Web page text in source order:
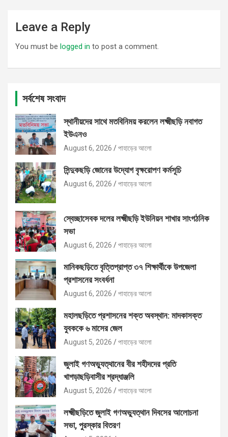
Leave a Reply
You must be logged in to post a comment.
সর্বশেষ সংবাদ
স্থানীয়দের সাথে মতবিনিময় করলেন লক্ষ্মীছড়ি নবাগত
ইউএনও
August 6, 2026 পাহাড়ের আলো
সিন্দুকছড়ি জোনের উদ্যোগ বৃক্ষরোপণ কর্মসূচি
August 6, 2026 পাহাড়ের আলো
স্বেচ্ছাসেবক দলের লক্ষ্মীছড়ি ইউনিয়ন শাখার সাংগঠনিক
সভা
August 6, 2026 পাহাড়ের আলো
মানিকছড়িতে বৃত্তিপ্রাপ্ত ৩৭ শিক্ষার্থীকে উপজেলা
প্রশাসনের সংবর্ধনা
August 6, 2026 পাহাড়ের আলো
মহালছড়িতে প্রশাসনের শক্ত অবস্থান: মাদকাসক্ত
যুবককে ৬ মাসের জেল
August 5, 2026 পাহাড়ের আলো
জুলাই গণঅভ্যুত্থানের বীর শহীদদের প্রতি
খাগড়াছড়িবাসীর শ্রদ্ধাঞ্জলি
August 5, 2026 পাহাড়ের আলো
লক্ষ্মীছড়িতে জুলাই গণঅভ্যুত্থান দিবসের আলোচনা
সভা, পুরস্কার বিতরণ